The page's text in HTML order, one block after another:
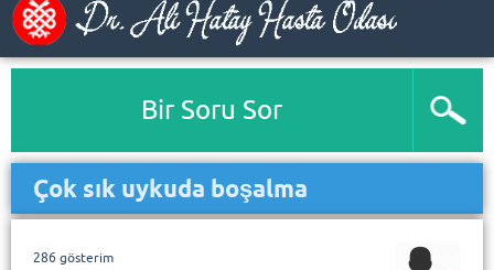
Bir Soru Sor
Çok sık uykuda boşalma
286 gösterim